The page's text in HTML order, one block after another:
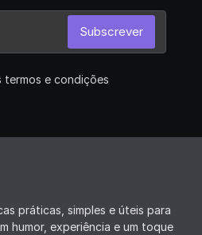
termos e condições
Subscrever
práticas, simples e úteis para
humor, experiência e um toque